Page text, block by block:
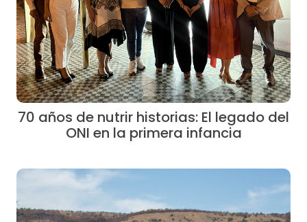
70 años de nutrir historias: El legado del
ONI en la primera infancia